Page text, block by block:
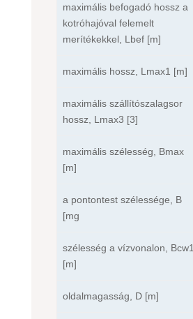
maximális befogadó hossz a
kotróhajóval felemelt
merítékekkel, Lbef [m]
maximális hossz, Lmax1 [m]
maximális szállítószalagsor
hossz, Lmax3 [3]
maximális szélesség, Bmax
[m]
a pontontest szélessége, B
[mg
szélesség a vízvonalon, Bcw1
[m]
oldalmagasság, D [m]